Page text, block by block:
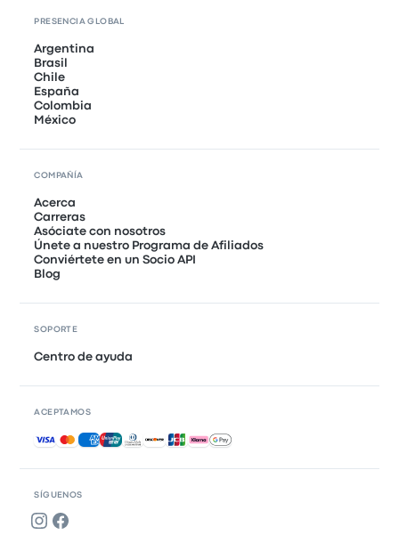
SÍGUENOS
PRESENCIA GLOBAL
Argentina
Brasil
Chile
España
Colombia
México
COMPAÑÍA
Acerca
Carreras
Asóciate con nosotros
Únete a nuestro Programa de Afiliados
Conviértete en un Socio API
Blog
SOPORTE
Centro de ayuda
ACEPTAMOS
Pagos aceptados